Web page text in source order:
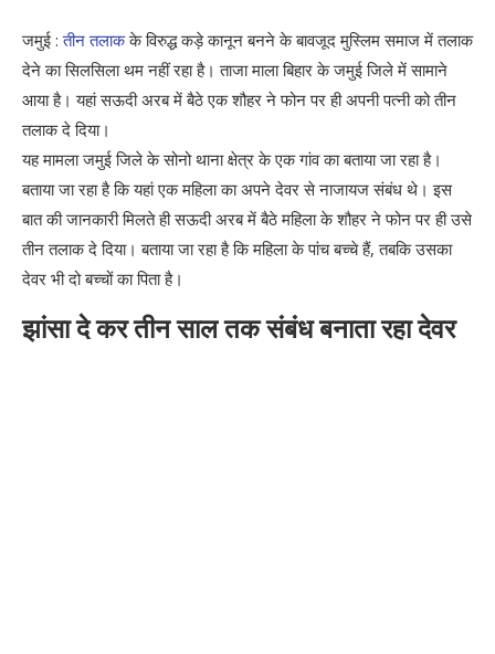
जमुई :तीन तलाकके विरुद्ध कड़े कानून बनने के बावजूद मुस्लिम समाज में तलाक
देने का सिलसिला थम नहीं रहा है। ताजा माला बिहार के जमुई जिले में सामाने
आया है। यहां सऊदी अरब में बैठे एक शौहर ने फोन पर ही अपनी पत्नी को तीन
तलाक दे दिया।
यह मामला जमुई जिले के सोनो थाना क्षेत्र के एक गांव का बताया जा रहा है।
बताया जा रहा है कि यहां एक महिला का अपने देवर से नाजायज संबंध थे। इस
बात की जानकारी मिलते ही सऊदी अरब में बैठे महिला के शौहर ने फोन पर ही उसे
तीन तलाक दे दिया। बताया जा रहा है कि महिला के पांच बच्चे हैं, तबकि उसका
देवर भी दो बच्चों का पिता है।
झांसा दे कर तीन साल तक संबंध बनाता रहा देवर